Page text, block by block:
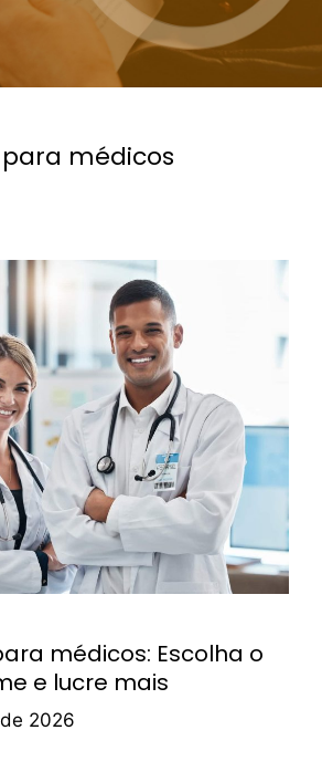
médicos
médicos: Escolha o
e lucre mais
2026